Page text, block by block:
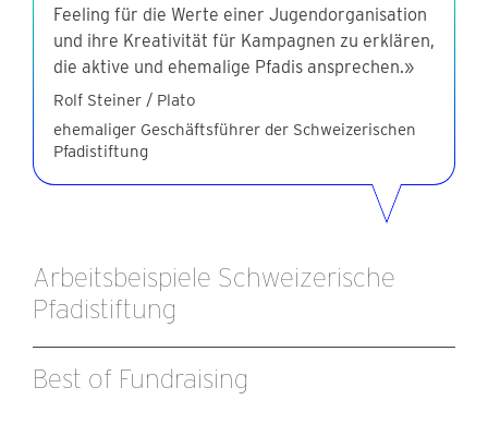
Feeling für die Werte einer Jugendorganisation
und ihre Kreativität für Kampagnen zu erklären,
die aktive und ehemalige Pfadis ansprechen.»
Rolf Steiner / Plato
ehemaliger Geschäftsführer der Schweizerischen
Pfadistiftung
Arbeitsbeispiele Schweizerische
Pfadistiftung
Best of Fundraising